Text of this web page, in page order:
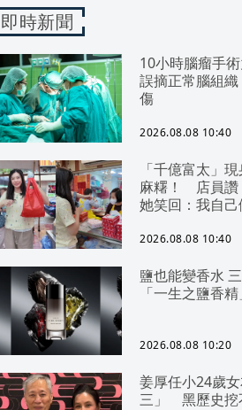
即時新聞
10小時腦瘤手
誤摘正常腦組
傷
2026.08.08 10:40
「千億富太」
麻糬！ 店員讚
她笑回：我自己
2026.08.08 10:40
鹽也能變香水 三宅一生全新
「一生之鹽香
2026.08.08 10:20
姜厚任小24歲
三」 黑歷史挖